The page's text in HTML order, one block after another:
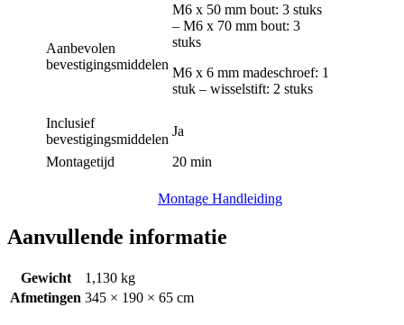
Aanbevolen
bevestigingsmiddelen
M6 x 50 mm bout: 3 stuks
– M6 x 70 mm bout: 3
stuks
M6 x 6 mm madeschroef: 1
stuk – wisselstift: 2 stuks
Inclusief
bevestigingsmiddelen
Ja
Montagetijd
20 min
Montage Handleiding
Aanvullende informatie
Gewicht
1,130 kg
Afmetingen 345 × 190 × 65 cm